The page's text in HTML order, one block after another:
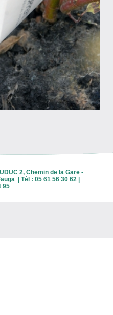
2, Chemin de la Gare -
| Tél : 05 61 56 30 62 |
95